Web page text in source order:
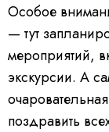
Особое
— тут
мероприятий,
экскурсии. А
поздравить